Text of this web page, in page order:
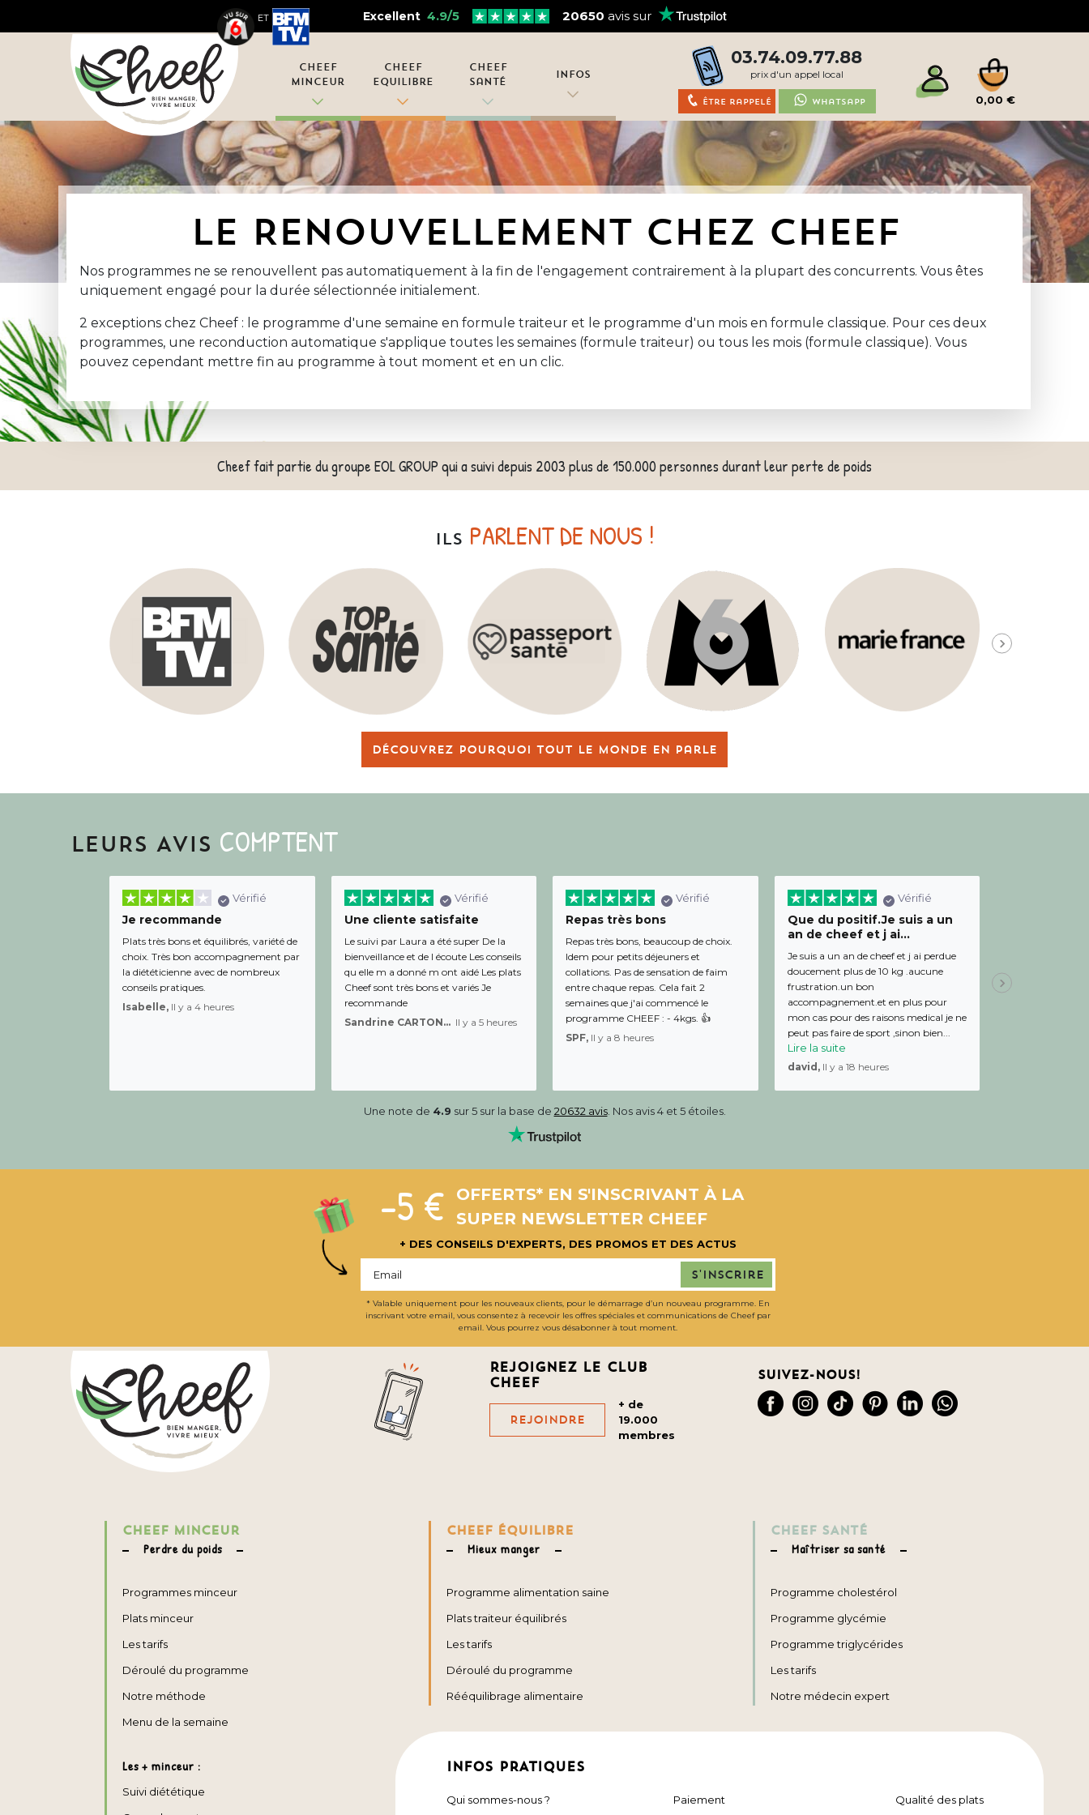
ET Excellent 4.9/5 20650 avis sur
Cheef
Minceur
Cheef
Equilibre
Cheef
Santé
Infos
03.74.09.77.88
prix d'un appel local
Être rappelé Whatsapp 0,00 €
LE RENOUVELLEMENT CHEZ CHEEF
Nos programmes ne se renouvellent pas automatiquement à la fin de l'engagement contrairement à la plupart des concurrents. Vous êtes
uniquement engagé pour la durée sélectionnée initialement.
2 exceptions chez Cheef : le programme d'une semaine en formule traiteur et le programme d'un mois en formule classique. Pour ces deux
programmes, une reconduction automatique s'applique toutes les semaines (formule traiteur) ou tous les mois (formule classique). Vous
pouvez cependant mettre fin au programme à tout moment et en un clic.
Cheef fait partie du groupe EOL GROUP qui a suivi depuis 2003 plus de 150.000 personnes durant leur perte de poids
ILS PARLENT DE NOUS !
Découvrez pourquoi tout le monde en parle
LEURS AVIS COMPTENT
Vérifié
Je recommande
Plats très bons et équilibrés, variété de
choix. Très bon accompagnement par
la diététicienne avec de nombreux
conseils pratiques.
Isabelle, Il y a 4 heures
Vérifié
Une cliente satisfaite
Le suivi par Laura a été super De la
bienveillance et de l écoute Les conseils
qu elle m a donné m ont aidé Les plats
Cheef sont très bons et variés Je
recommande
Sandrine CARTON-BRACQ, Il y a 5 heures
Vérifié
Repas très bons
Repas très bons, beaucoup de choix.
Idem pour petits déjeuners et
collations. Pas de sensation de faim
entre chaque repas. Cela fait 2
semaines que j'ai commencé le
programme CHEEF : - 4kgs. 👍
SPF, Il y a 8 heures
Vérifié
Que du positif.Je suis a un
an de cheef et j ai...
Je suis a un an de cheef et j ai perdue
doucement plus de 10 kg .aucune
frustration.un bon
accompagnement.et en plus pour
mon cas pour des raisons medical je ne
peut pas faire de sport ,sinon bien...
Lire la suite
david, Il y a 18 heures
Julien,
Une note de 4.9 sur 5 sur la base de 20632 avis. Nos avis 4 et 5 étoiles.
-5 €
OFFERTS* EN S'INSCRIVANT À LA
SUPER NEWSLETTER CHEEF
+ DES CONSEILS D'EXPERTS, DES PROMOS ET DES ACTUS
S'inscrire
* Valable uniquement pour les nouveaux clients, pour le démarrage d’un nouveau programme. En
inscrivant votre email, vous consentez à recevoir les offres spéciales et communications de Cheef par
email. Vous pourrez vous désabonner à tout moment.
Rejoignez le club
cheef
Rejoindre
+ de
19.000
membres
Suivez-nous!
CHEEF MINCEUR
Perdre du poids
Programmes minceur
Plats minceur
Les tarifs
Déroulé du programme
Notre méthode
Menu de la semaine
Les + minceur :
Suivi diététique
CHEEF ÉQUILIBRE
Mieux manger
Programme alimentation saine
Plats traiteur équilibrés
Les tarifs
Déroulé du programme
Rééquilibrage alimentaire
CHEEF SANTÉ
Maîtriser sa santé
Programme cholestérol
Programme glycémie
Programme triglycérides
Les tarifs
Notre médecin expert
INFOS PRATIQUES
Qui sommes-nous ? Paiement Qualité des plats